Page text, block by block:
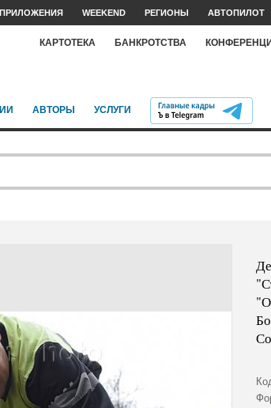
ПРИЛОЖЕНИЯ WEEKEND РЕГИОНЫ АВТОПИЛОТ
КАРТОТЕКА БАНКРОТСТВА
АВТОРЫ УСЛУГИ